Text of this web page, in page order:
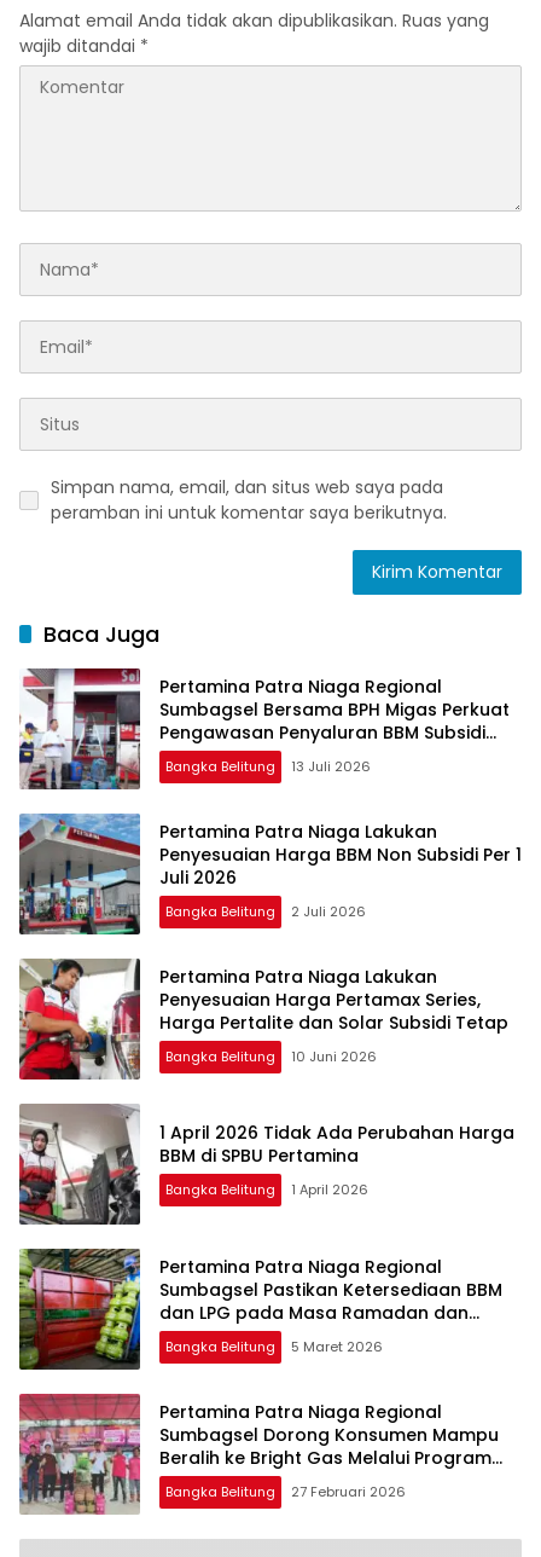
Alamat email Anda tidak akan dipublikasikan. Ruas yang
wajib ditandai *
Simpan nama, email, dan situs web saya pada
peramban ini untuk komentar saya berikutnya.
Baca Juga
Pertamina Patra Niaga Regional
Sumbagsel Bersama BPH Migas Perkuat
Pengawasan Penyaluran BBM Subsidi
bagi Nelayan melalui Aplikasi XSTAR
Bangka Belitung 13 Juli 2026
Pertamina Patra Niaga Lakukan
Penyesuaian Harga BBM Non Subsidi Per 1
Juli 2026
Bangka Belitung 2 Juli 2026
Pertamina Patra Niaga Lakukan
Penyesuaian Harga Pertamax Series,
Harga Pertalite dan Solar Subsidi Tetap
Bangka Belitung 10 Juni 2026
1 April 2026 Tidak Ada Perubahan Harga
BBM di SPBU Pertamina
Bangka Belitung 1 April 2026
Pertamina Patra Niaga Regional
Sumbagsel Pastikan Ketersediaan BBM
dan LPG pada Masa Ramadan dan
Menjelang Idulfitri
Bangka Belitung 5 Maret 2026
Pertamina Patra Niaga Regional
Sumbagsel Dorong Konsumen Mampu
Beralih ke Bright Gas Melalui Program
Trade In di Belitung Timur
Bangka Belitung 27 Februari 2026